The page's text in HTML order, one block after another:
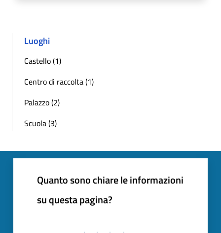
Luoghi
Castello (1)
Centro di raccolta (1)
Palazzo (2)
Scuola (3)
Quanto sono chiare le informazioni
su questa pagina?